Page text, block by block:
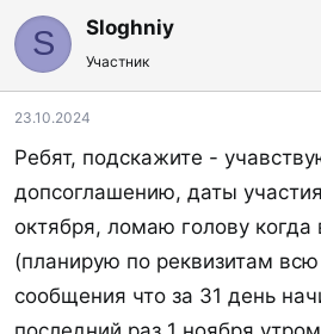
S Sloghniy
Участник
23.10.2024
Ребят, подскажите -
допсоглашению, даты
октября, ломаю голову когда
(планирую по реквизитам
сообщения что за 31 день